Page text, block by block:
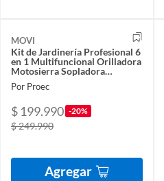
MOVI
Kit de Jardinería Profesional 6
en 1 Multifuncional Orilladora
Motosierra Sopladora
Cortasetos
Por Proec
$ 199.990 -20%
$ 249.990
Agregar